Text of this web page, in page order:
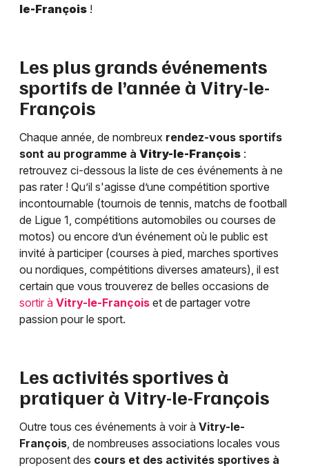
le-François !
Les plus grands événements
sportifs de l’année à Vitry-le-
François
Chaque année, de nombreux rendez-vous sportifs
sont au programme à Vitry-le-François :
retrouvez ci-dessous la liste de ces événements à ne
pas rater ! Qu’il s'agisse d’une compétition sportive
incontournable (tournois de tennis, matchs de football
de Ligue 1, compétitions automobiles ou courses de
motos) ou encore d’un événement où le public est
invité à participer (courses à pied, marches sportives
ou nordiques, compétitions diverses amateurs), il est
certain que vous trouverez de belles occasions de
sortir à Vitry-le-François et de partager votre
passion pour le sport.
Les activités sportives à
pratiquer à Vitry-le-François
Outre tous ces événements à voir à Vitry-le-
François , de nombreuses associations locales vous
proposent des cours et des activités sportives à